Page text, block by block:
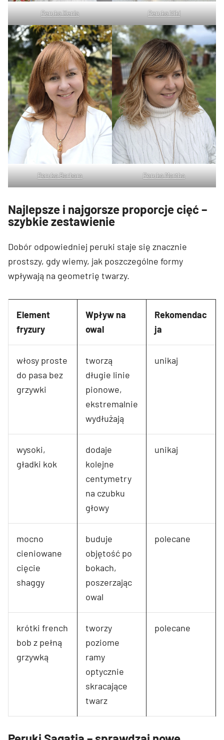
Peruka Xenia Peruka Viki
Peruka Barbara Peruka Martha
Najlepsze i najgorsze proporcje cięć –
szybkie zestawienie
Dobór odpowiedniej peruki staje się znacznie
prostszy, gdy wiemy, jak poszczególne formy
wpływają na geometrię twarzy.
Element
fryzury
Wpływ na
owal
Rekomendac
ja
włosy proste
do pasa bez
grzywki
tworzą
długie linie
pionowe,
ekstremalnie
wydłużają
unikaj
wysoki,
gładki kok
dodaje
kolejne
centymetry
na czubku
głowy
unikaj
mocno
cieniowane
cięcie
shaggy
buduje
objętość po
bokach,
poszerzając
owal
polecane
krótki french
bob z pełną
grzywką
tworzy
poziome
ramy
optycznie
skracające
twarz
polecane